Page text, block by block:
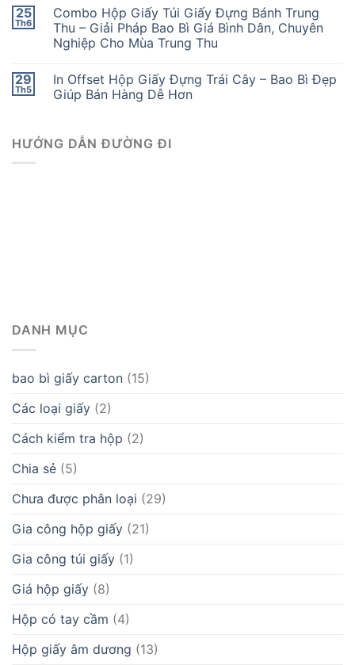
25
Th6
Combo Hộp Giấy Túi Giấy Đựng Bánh Trung
Thu – Giải Pháp Bao Bì Giá Bình Dân, Chuyên
Nghiệp Cho Mùa Trung Thu
29
Th5
In Offset Hộp Giấy Đựng Trái Cây – Bao Bì Đẹp
Giúp Bán Hàng Dễ Hơn
HƯỚNG DẪN ĐƯỜNG ĐI
DANH MỤC
bao bì giấy carton (15)
Các loại giấy (2)
Cách kiểm tra hộp (2)
Chia sẻ (5)
Chưa được phân loại (29)
Gia công hộp giấy (21)
Gia công túi giấy (1)
Giá hộp giấy (8)
Hộp có tay cầm (4)
Hộp giấy âm dương (13)